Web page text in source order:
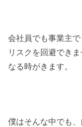
会社員でも事業主
リスクを回避でき
なる時がきます。
僕はそんな中でも